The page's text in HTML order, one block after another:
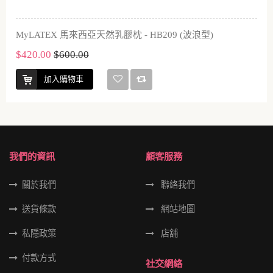
MyLATEX 馬來西亞天然乳膠枕 - HB209 (波浪型)
$420.00 $600.00
加入購物車
我們的資訊
關於我們
送貨條款
私隱政策
付款方式
顧客服務
聯絡我們
網站地圖
店舖
社交網絡